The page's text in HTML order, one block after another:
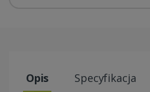
Opis Specyfikacja